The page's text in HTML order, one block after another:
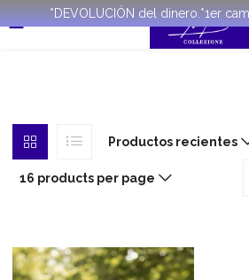
*DEVOLUCIÓN del dinero.*1er
Productos recientes
16 products per page